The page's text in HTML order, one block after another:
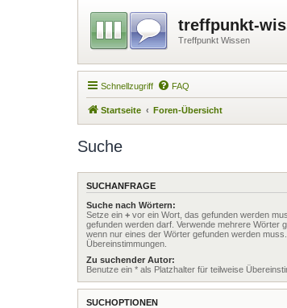
treffpunkt-
Treffpunkt Wissen
Schnellzugriff FAQ
Startseite Foren-Übersicht
Suche
SUCHANFRAGE
Suche nach Wörtern:
Setze ein + vor ein Wort, das gefunden werden
gefunden werden darf. Verwende mehrere Wörter
wenn nur eines der Wörter gefunden werden
Übereinstimmungen.
Zu suchender Autor:
Benutze ein * als Platzhalter für teilweise
SUCHOPTIONEN